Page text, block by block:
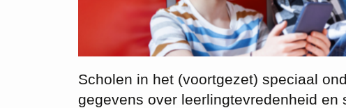
Scholen in het (voortgezet) speciaal
gegevens over leerlingtevredenheid